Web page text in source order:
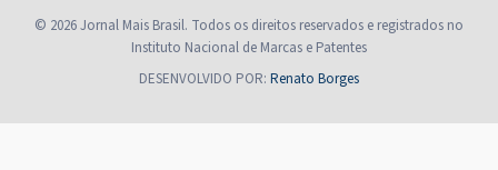
© 2026 Jornal Mais Brasil. Todos os direitos reservados e registrados no
Instituto Nacional de Marcas e Patentes
DESENVOLVIDO POR: Renato Borges